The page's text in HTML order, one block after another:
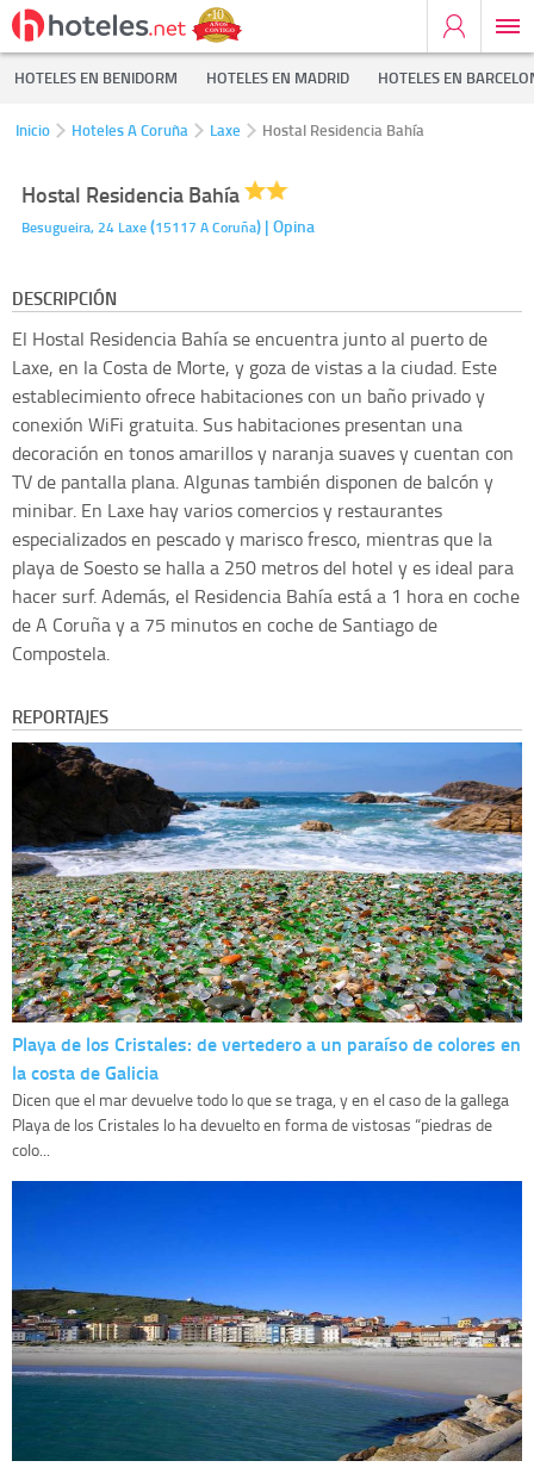
HOTELES EN BENIDORM HOTELES EN MADRID HOTELES EN
Inicio Hoteles A Coruña Laxe Hostal Residencia Bahía
Hostal Residencia Bahía
Besugueira, 24 Laxe(15117 A Coruña) | Opina
DESCRIPCIÓN
El Hostal Residencia Bahía se encuentra junto al puerto de
Laxe, en la Costa de Morte, y goza de vistas a la ciudad. Este
establecimiento ofrece habitaciones con un baño privado y
conexión WiFi gratuita. Sus habitaciones presentan una
decoración en tonos amarillos y naranja suaves y cuentan con
TV de pantalla plana. Algunas también disponen de balcón y
minibar. En Laxe hay varios comercios y restaurantes
especializados en pescado y marisco fresco, mientras que la
playa de Soesto se halla a 250 metros del hotel y es ideal para
hacer surf. Además, el Residencia Bahía está a 1 hora en coche
de A Coruña y a 75 minutos en coche de Santiago de
Compostela.
REPORTAJES
Playa de los Cristales: de vertedero a un paraíso de colores en
la costa de Galicia
Dicen que el mar devuelve todo lo que se traga, y en el caso de la gallega
Playa de los Cristales lo ha devuelto en forma de vistosas “piedras de
colo...